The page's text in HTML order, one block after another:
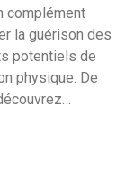
complément
la guérison des
potentiels de
physique. De